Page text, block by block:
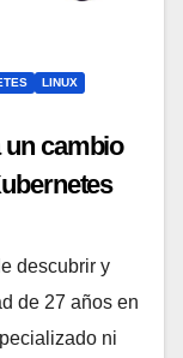
LINUX
un cambio
descubrir y
de 27 años en
ni